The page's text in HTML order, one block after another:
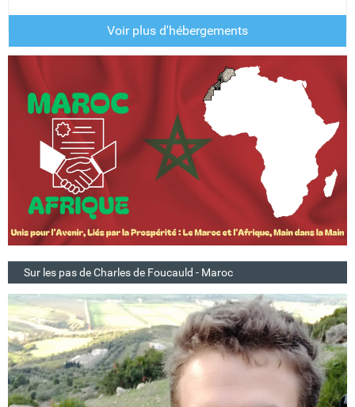
Voir plus d'hébergements
Sur les pas de Charles de Foucauld - Maroc